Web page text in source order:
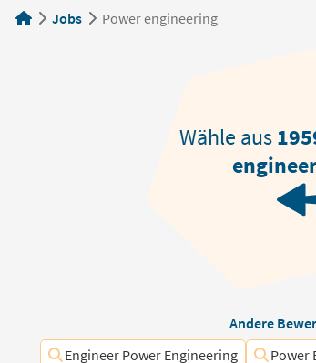
Jobs Power engineering
Wähle aus
Andere
Engineer Power Engineering
Power